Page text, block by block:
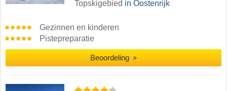
Topskigebied in Oostenrijk
Gezinnen en kinderen
Pistepreparatie
Beoordeling